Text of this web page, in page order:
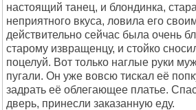
настоящий танец, и блондинка,
неприятного вкуса, ловила его
действительно сейчас была очень
старому извращенцу, и стойко
поцелуй. Вот только наглые руки
пугали. Он уже вовсю тискал её
задрать её облегающее платье.
дверь, принесли заказанную еду.